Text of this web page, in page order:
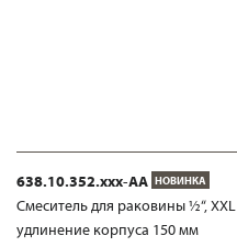
638.10.352.xxx-AA НОВИНКА
Смеситель для раковины ½“, XXL
удлинение корпуса 150 мм